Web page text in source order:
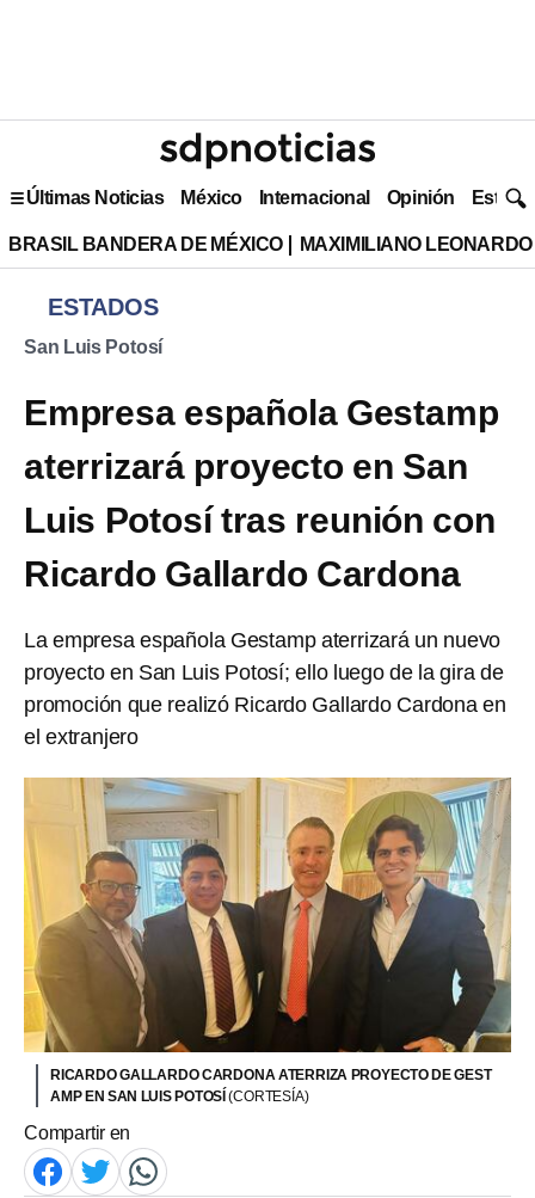
Últimas Noticias México Internacional Opinión Estilo
BRASIL BANDERA DE MÉXICO MAXIMILIANO
ESTADOS
San Luis Potosí
Empresa española Gestamp
aterrizará proyecto en San
Luis Potosí tras reunión con
Ricardo Gallardo Cardona
La empresa española Gestamp aterrizará un nuevo
proyecto en San Luis Potosí; ello luego de la gira de
promoción que realizó Ricardo Gallardo Cardona en
el extranjero
RICARDO GALLARDO CARDONA ATERRIZA PROYECTO DE GEST
AMP EN SAN LUIS POTOSÍ(CORTESÍA)
Compartir en